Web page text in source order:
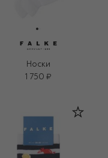
Носки
1 750 ₽